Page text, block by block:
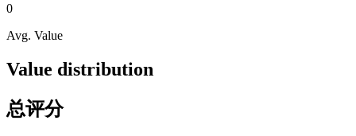
0
Avg. Value
Value distribution
总评分